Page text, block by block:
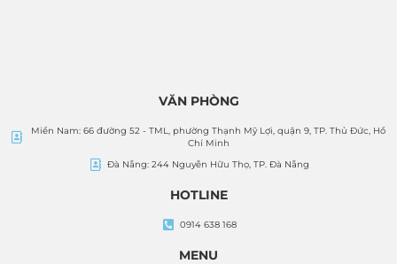
VĂN PHÒNG
Miền Nam: 66 đường 52 - TML, phường Thạnh Mỹ Lợi, quận 9, TP. Thủ Đức, Hồ
Chí Minh
Đà Nẵng: 244 Nguyễn Hữu Thọ, TP. Đà Nẵng
HOTLINE
0914 638 168
MENU